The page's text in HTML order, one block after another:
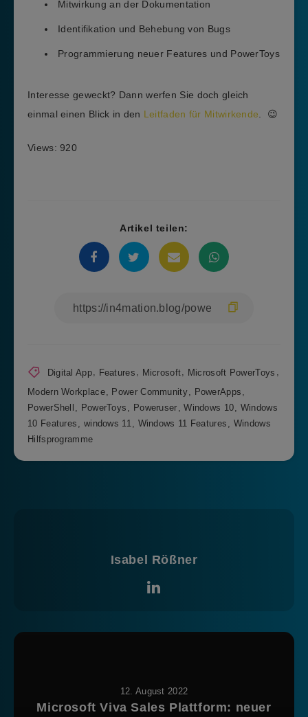
Mitwirkung an der Dokumentation
Identifikation und Behebung von Bugs
Programmierung neuer Features und PowerToys
Interesse geweckt? Dann werfen Sie doch gleich
einmal einen Blick in den Leitfaden für Mitwirkende . 😉
Views: 920
Artikel teilen:
Digital App, Features , Microsoft, Microsoft PowerToys ,
Modern Workplace, Power Community, PowerApps ,
PowerShell , PowerToys , Poweruser ,Windows 10, Windows
10 Features , windows 11, Windows 11 Features , Windows
Hilfsprogramme
Isabel Rößner
12. August 2022
Microsoft Viva Sales Plattform: neuer